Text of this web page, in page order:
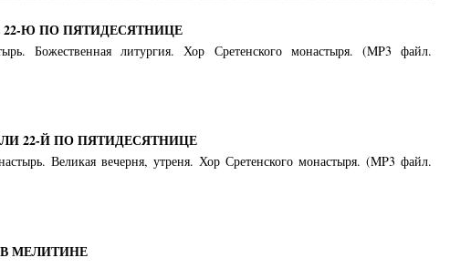
Ю ПО ПЯТИДЕСЯТНИЦЕ
Божественная литургия. Хор Сретенского монастыря. (MP3 файл.
22-Й ПО ПЯТИДЕСЯТНИЦЕ
Великая вечерня, утреня. Хор Сретенского монастыря. (MP3 файл.
МЕЛИТИНЕ